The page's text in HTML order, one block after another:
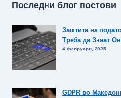
Последни блог постови
Заштита на
Треба да Знаат
4 февруари, 2025
GDPR во